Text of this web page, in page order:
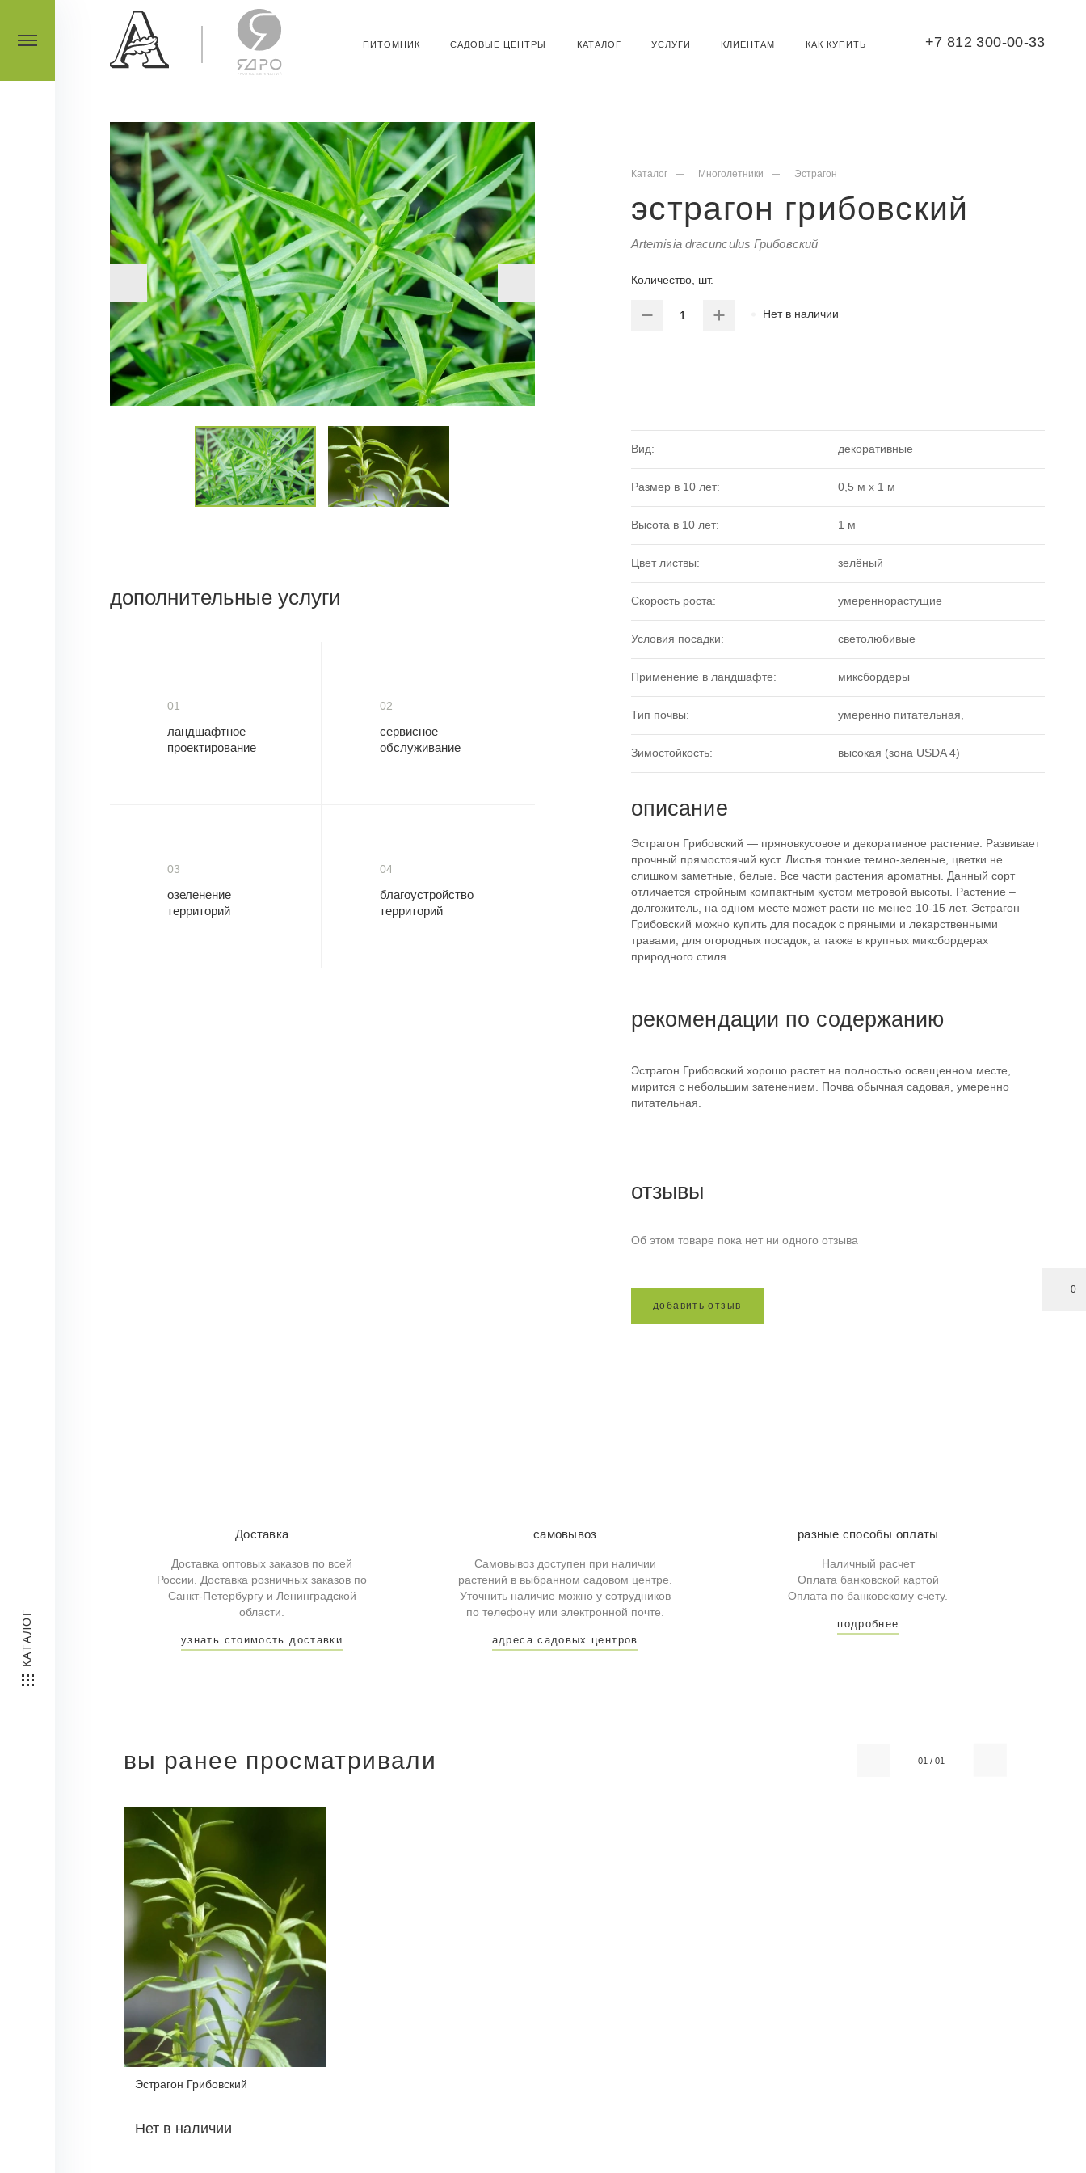
КАТАЛОГ
0
ПИТОМНИК САДОВЫЕ ЦЕНТРЫ КАТАЛОГ УСЛУГИ КЛИЕНТАМ КАК КУПИТЬ +7 812 300-00-33
дополнительные услуги
01
ландшафтное
проектирование
02
сервисное
обслуживание
03
озеленение
территорий
04
благоустройство
территорий
Каталог Многолетники Эстрагон
эстрагон грибовский
Artemisia dracunculus Грибовский
Количество, шт.
Нет в наличии
Вид: декоративные
Размер в 10 лет: 0,5 м x 1 м
Высота в 10 лет: 1 м
Цвет листвы: зелёный
Скорость роста: умереннорастущие
Условия посадки: светолюбивые
Применение в ландшафте: миксбордеры
Тип почвы: умеренно питательная,
Зимостойкость: высокая (зона USDA 4)
описание
Эстрагон Грибовский — пряновкусовое и декоративное растение. Развивает
прочный прямостоячий куст. Листья тонкие темно-зеленые, цветки не
слишком заметные, белые. Все части растения ароматны. Данный сорт
отличается стройным компактным кустом метровой высоты. Растение –
долгожитель, на одном месте может расти не менее 10-15 лет. Эстрагон
Грибовский можно купить для посадок с пряными и лекарственными
травами, для огородных посадок, а также в крупных миксбордерах
природного стиля.
рекомендации по содержанию
Эстрагон Грибовский хорошо растет на полностью освещенном месте,
мирится с небольшим затенением. Почва обычная садовая, умеренно
питательная.
отзывы
Об этом товаре пока нет ни одного отзыва
до бавить о тз ыв
Доставка
Доставка оптовых заказов по всей
России. Доставка розничных заказов по
Санкт-Петербургу и Ленинградской
области.
узнать стоимость доставки
самовывоз
Самовывоз доступен при наличии
растений в выбранном садовом центре.
Уточнить наличие можно у сотрудников
по телефону или электронной почте.
адреса садовых центров
разные способы оплаты
Наличный расчет
Оплата банковской картой
Оплата по банковскому счету.
подробнее
вы ранее просматривали 01 /01
Эстрагон Грибовский
Нет в наличии